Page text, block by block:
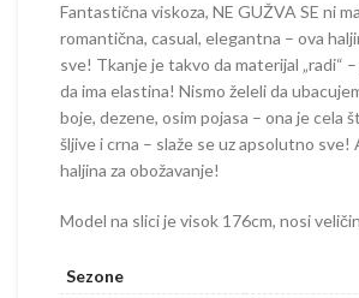
Fantastična viskoza, NE GUŽVA SE ni
romantična, casual, elegantna – ova
sve! Tkanje je takvo da materijal „radi“
da ima elastina! Nismo želeli da
boje, dezene, osim pojasa – ona je cela
šljive i crna – slaže se uz apsolutno sve!
haljina za obožavanje!
Model na slici je visok 176cm, nosi
Sezone